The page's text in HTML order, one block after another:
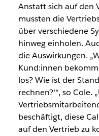
Anstatt sich auf den
mussten die
über verschiedene
hinweg einholen.
die Auswirkungen.
Kund:innen
los? Wie ist der
rechnen?‘“, so Cole.
beschäftigt, diese
auf den Vertrieb zu